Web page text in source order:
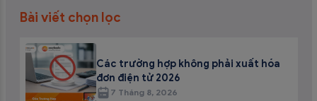
Bài viết chọn lọc
Các trường hợp không phải xuất hóa
đơn điện tử 2026
7 Tháng 8, 2026